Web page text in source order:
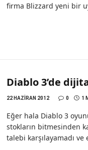
firma Blizzard yeni bir
Diablo 3’de
22 HAZIRAN 2012 0 1
Eğer hala Diablo 3
stokların bitmesinden
talebi karşılayamadı